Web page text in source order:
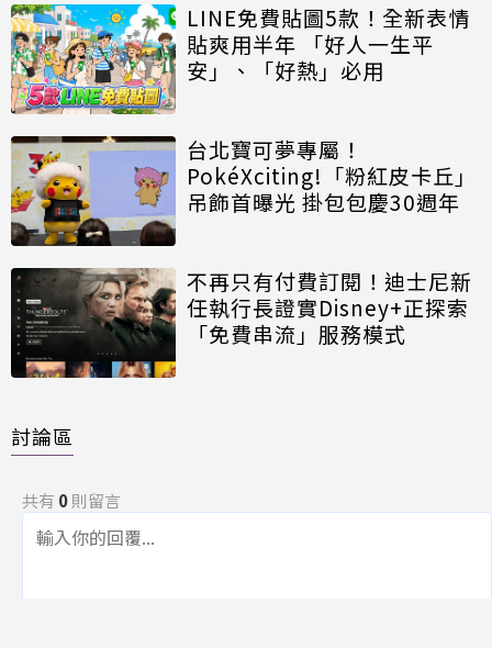
LINE免費貼圖5款！全新表情
貼爽用半年 「好人一生平
安」、「好熱」必用
台北寶可夢專屬！
PokéXciting!「粉紅皮卡丘」
吊飾首曝光 掛包包慶30週年
不再只有付費訂閱！迪士尼新
任執行長證實Disney+正探索
「免費串流」服務模式
討論區
共有 0則留言